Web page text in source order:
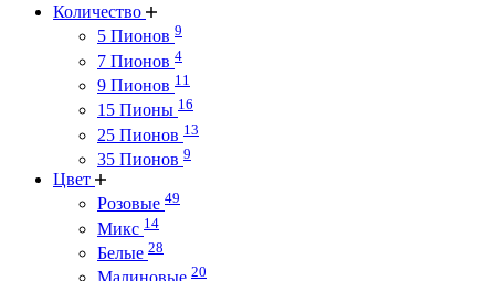
Количество
5 Пионов 9
7 Пионов 4
9 Пионов 11
15 Пионы 16
25 Пионов 13
35 Пионов 9
Цвет
Розовые 49
Микс 14
Белые 28
20